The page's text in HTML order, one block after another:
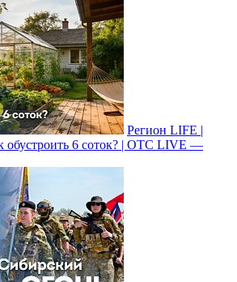
Регион LIFE |
обустроить 6 соток? | ОТС LIVE —